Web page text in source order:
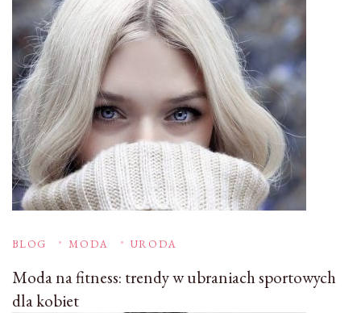
BLOG MODA URODA
Moda na fitness: trendy w ubraniach sportowych
dla kobiet